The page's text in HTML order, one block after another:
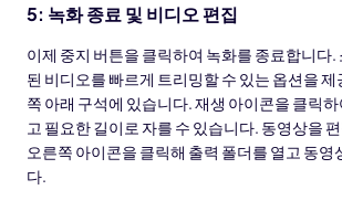
Kling 3.0 × Edimakor Hot
5: 녹화 종료 및 비디오 편집
이제 중지 버튼을 클릭하여 녹화를 종료합니다
된 비디오를 빠르게 트리밍할 수 있는 옵션을
쪽 아래 구석에 있습니다. 재생 아이콘을 클릭
고 필요한 길이로 자를 수 있습니다. 동영상을
오른쪽 아이콘을 클릭해 출력 폴더를 열고 동영
다.